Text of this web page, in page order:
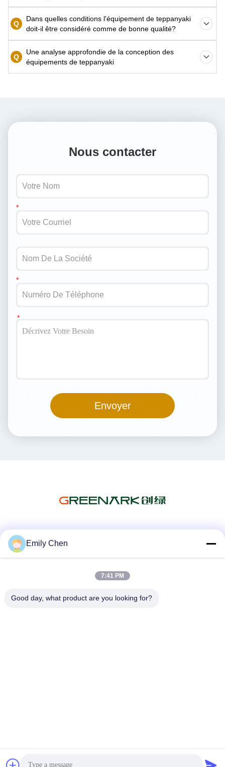
Q
Dans quelles conditions l'équipement de teppanyaki
doit-il être considéré comme de bonne qualité?
Q
Une analyse approfondie de la conception des
équipements de teppanyaki
Nous contacter
Envoyer
fournisseur. 2016-2026 Shanghai Chuanglv Catering Equipment
Emily Chen
7:41 PM
Good day, what product are you looking for?